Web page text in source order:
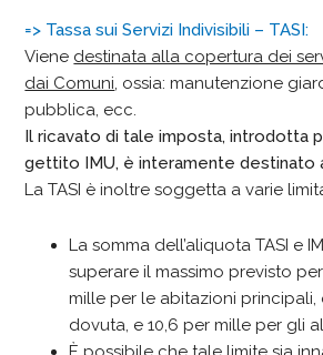
=> Tassa sui Servizi Indivisibili – TASI:
Viene destinata alla copertura dei
dai Comuni, ossia: manutenzione
pubblica, ecc.
Il ricavato di tale imposta, introdotta
gettito IMU, è interamente destinato
La TASI è inoltre soggetta a varie
La somma dell’aliquota TASI e
superare il massimo previsto
mille per le abitazioni principali,
dovuta, e 10,6 per mille per gli